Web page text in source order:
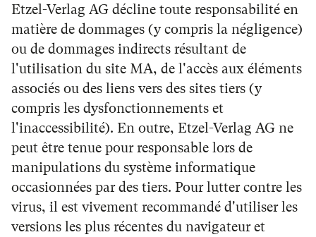
Etzel-Verlag AG décline toute responsabilité en
matière de dommages (y compris la négligence)
ou de dommages indirects résultant de
l'utilisation du site MA, de l'accès aux éléments
associés ou des liens vers des sites tiers (y
compris les dysfonctionnements et
l'inaccessibilité). En outre, Etzel-Verlag AG ne
peut être tenue pour responsable lors de
manipulations du système informatique
occasionnées par des tiers. Pour lutter contre les
virus, il est vivement recommandé d'utiliser les
versions les plus récentes du navigateur et